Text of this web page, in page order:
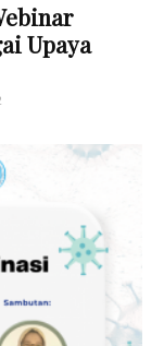
Upaya